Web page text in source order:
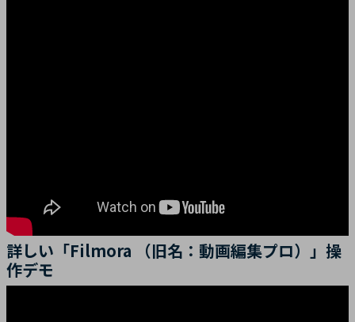
詳しい「Filmora （旧名：動画編集プロ）」操
作デモ